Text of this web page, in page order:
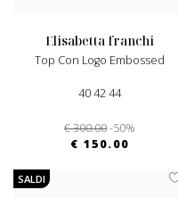
elisabetta franchi
Top Con Logo Embossed
40 42 44
€ 300.00-50%
€ 150.00
SALDI